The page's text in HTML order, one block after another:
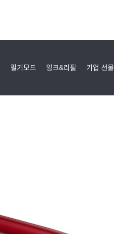
필기모드 잉크&리필 기업 선물